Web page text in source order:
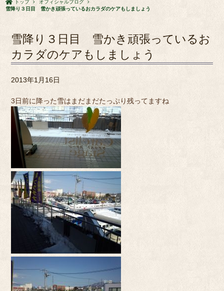
トップ
オフィシャルブログ
雪降り３日目 雪かき頑張っているおカラダのケアもしましょう
雪降り３日目 雪かき頑張っているお
カラダのケアもしましょう
2013年1月16日
3日前に降った雪はまだまだたっぷり残ってますね